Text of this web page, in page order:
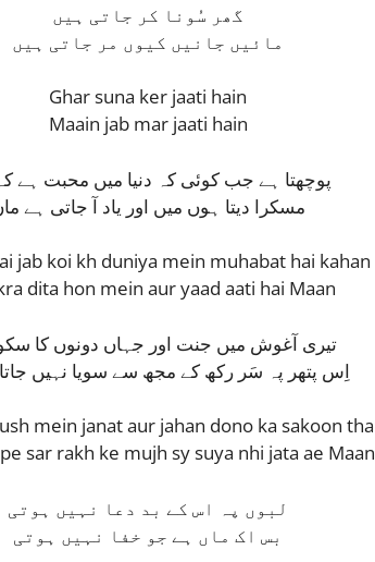
گھر سُونا کر جاتی ہیں
مائیں جانیں کیوں مر جاتی ہیں
Ghar suna ker jaati hain
Maain jab mar jaati hain
پوچھتا ہے جب کوئی کہ دنیا میں محبت ہے
مسکرا دیتا ہوں میں اور یاد آ جاتی ہے
jab koi kh duniya mein muhabat hai kahan
dita hon mein aur yaad aati hai Maan
تیری آغوش میں جنت اور جہاں دونوں کا
اِس پتھر پہ سَر رکھ كے مجھ سے سویا نہیں
mein janat aur jahan dono ka sakoon tha
sar rakh ke mujh sy suya nhi jata ae Maan
لبوں پہ اس كے بد دعا نہیں ہوتی
بس اک ماں ہے جو خفا نہیں ہوتی